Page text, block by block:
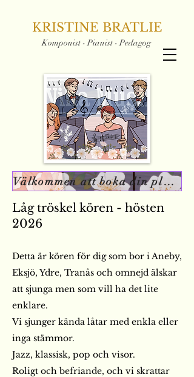
KRISTINE BRATLIE
Komponist - Pianist - Pedagog
Välkommen att boka din plats
Låg tröskel kören - hösten
2026
Detta är kören för dig som bor i Aneby,
Eksjö, Ydre, Tranås och omnejd älskar
att sjunga men som vill ha det lite
enklare.
Vi sjunger kända låtar med enkla eller
inga stämmor.
Jazz, klassisk, pop och visor.
Roligt och befriande, och vi skrattar